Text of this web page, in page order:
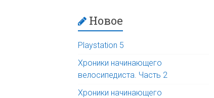
Новое
Playstation 5
Хроники начинающего
велосипедиста. Часть 2
Хроники начинающего